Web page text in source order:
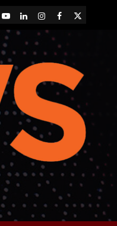
YouTubeLinkedInInstagram
Facebook
X